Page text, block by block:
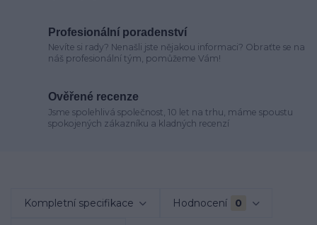
Profesionální poradenství
Nevíte si rady? Nenašli jste nějakou informaci? Obraťte se na
náš profesionální tým, pomůžeme Vám!
Ověřené recenze
Jsme spolehlivá společnost, 10 let na trhu, máme spoustu
spokojených zákazníku a kladných recenzí
Kompletní specifikace Hodnocení 0